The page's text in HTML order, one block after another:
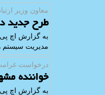
معاون وزیر
طرح جدید
به گزارش اچ
مدیریت سیستم
درخواست غرامت ۱۵ میلیون
خواننده